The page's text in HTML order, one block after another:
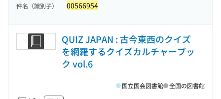
件名（識別子） 00566954
QUIZ JAPAN : 古今東西のクイズ
を網羅するクイズカルチャーブッ
ク vol.6
国立国会図書館 全国の図書館